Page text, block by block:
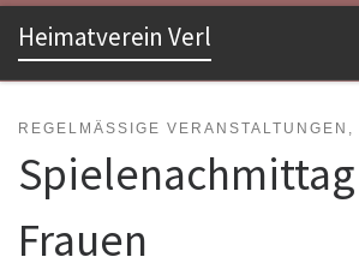
Zum Inhalt springen
Heimatverein Verl
REGELMÄSSIGE VERANSTALTUNGEN,
Frauen